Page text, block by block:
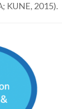
KUNE, 2015).